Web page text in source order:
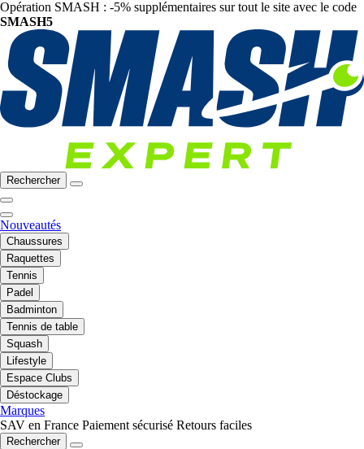
Opération SMASH : -5% supplémentaires sur tout le site avec le code
SMASH5
Rechercher
Nouveautés
Chaussures
Raquettes
Tennis
Padel
Badminton
Tennis de table
Squash
Lifestyle
Espace Clubs
Déstockage
Marques
SAV en France Paiement sécurisé Retours faciles
Rechercher